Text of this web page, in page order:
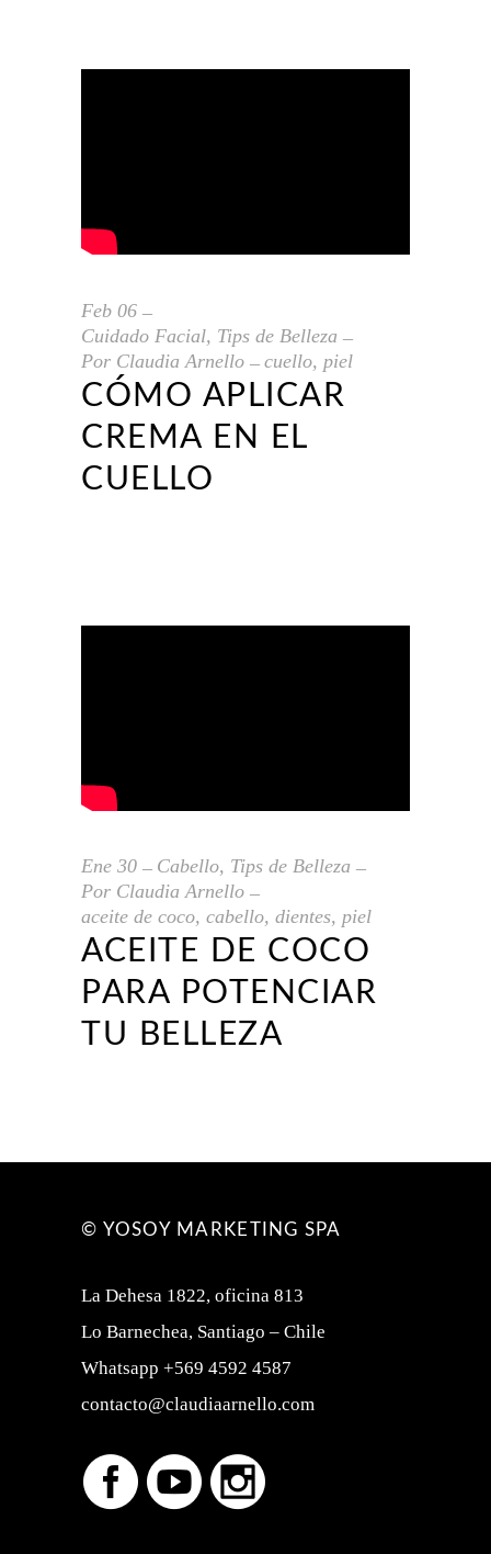
Feb 06
Cuidado Facial, Tips de Belleza
Por Claudia Arnello cuello, piel
CÓMO APLICAR
CREMA EN EL
CUELLO
Ene 30 Cabello, Tips de Belleza
Por Claudia Arnello
aceite de coco, cabello, dientes, piel
ACEITE DE COCO
PARA POTENCIAR
TU BELLEZA
© YOSOY MARKETING SPA
La Dehesa 1822, oficina 813
Lo Barnechea, Santiago – Chile
Whatsapp +569 4592 4587
contacto@claudiaarnello.com